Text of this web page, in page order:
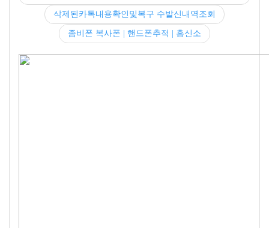
삭제된카톡내용확인및복구 수발신내역조회
좀비폰 복사폰 | 핸드폰추적 | 흥신소